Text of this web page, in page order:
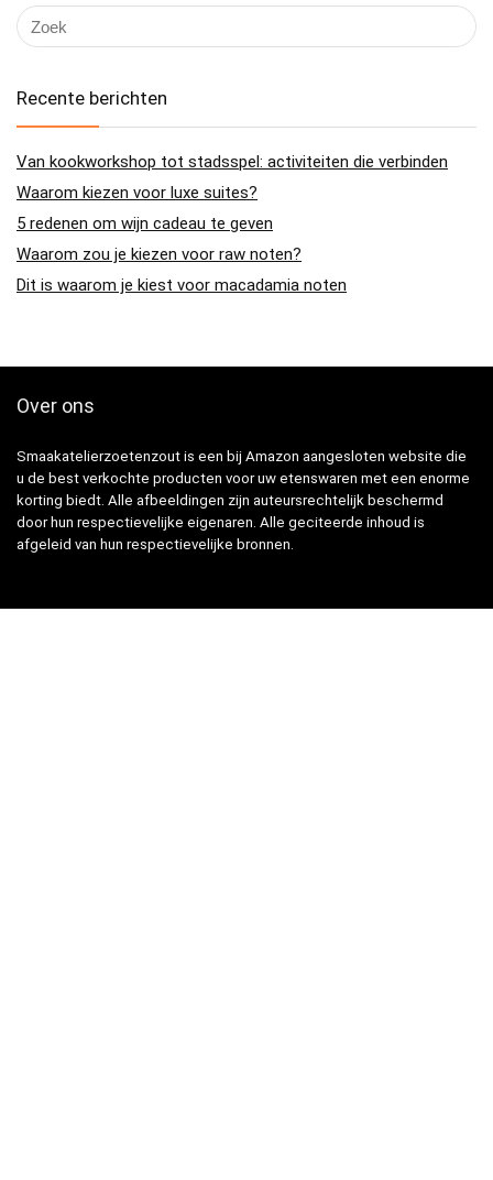
Recente berichten
Van kookworkshop tot stadsspel: activiteiten die verbinden
Waarom kiezen voor luxe suites?
5 redenen om wijn cadeau te geven
Waarom zou je kiezen voor raw noten?
Dit is waarom je kiest voor macadamia noten
Over ons
Smaakatelierzoetenzout is een bij Amazon aangesloten website die
u de best verkochte producten voor uw etenswaren met een enorme
korting biedt. Alle afbeeldingen zijn auteursrechtelijk beschermd
door hun respectievelijke eigenaren. Alle geciteerde inhoud is
afgeleid van hun respectievelijke bronnen.